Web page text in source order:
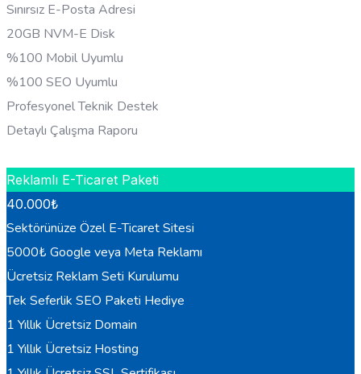
Sınırsız E-Posta Adresi
20GB NVM-E Disk
%100 Mobil Uyumlu
%100 SEO Uyumlu
Profesyonel Teknik Destek
Detaylı Çalışma Raporu
Reklamlı E-Ticaret Paketi
40.000₺
Sektörünüze Özel E-Ticaret Sitesi
5000₺ Google veya Meta Reklamı
Ücretsiz Reklam Seti Kurulumu
Tek Seferlik SEO Paketi Hediye
1 Yıllık Ücretsiz Domain
1 Yıllık Ücretsiz Hosting